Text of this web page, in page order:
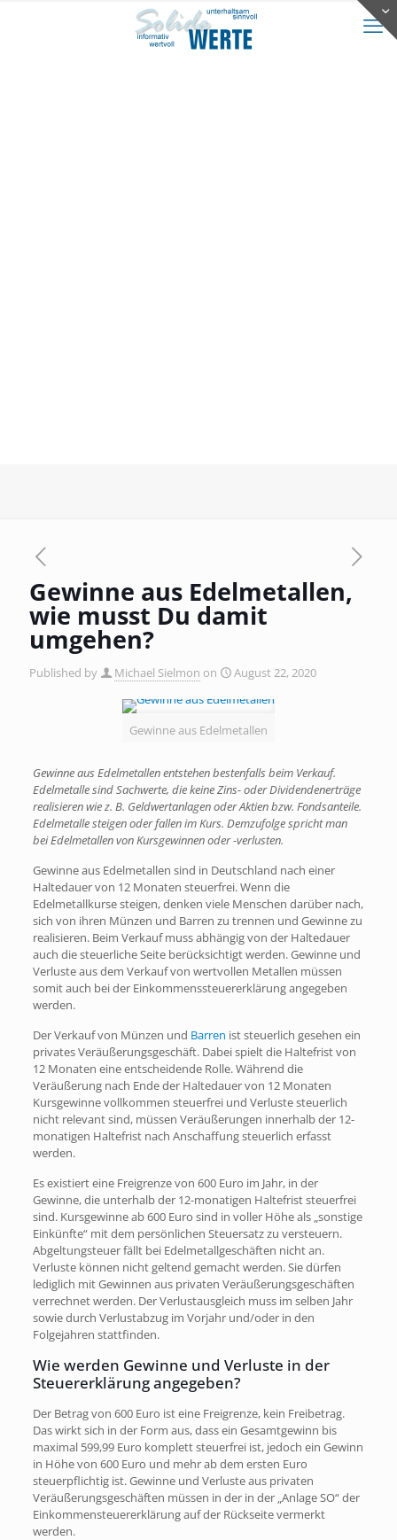
Gewinne aus Edelmetallen,
wie musst Du damit
umgehen?
Published by Michael Sielmon on August 22, 2020
Gewinne aus Edelmetallen
Gewinne aus Edelmetallen entstehen bestenfalls beim Verkauf.
Edelmetalle sind Sachwerte, die keine Zins- oder Dividendenerträge
realisieren wie z. B. Geldwertanlagen oder Aktien bzw. Fondsanteile.
Edelmetalle steigen oder fallen im Kurs. Demzufolge spricht man
bei Edelmetallen von Kursgewinnen oder -verlusten.
Gewinne aus Edelmetallen sind in Deutschland nach einer
Haltedauer von 12 Monaten steuerfrei. Wenn die
Edelmetallkurse steigen, denken viele Menschen darüber nach,
sich von ihren Münzen und Barren zu trennen und Gewinne zu
realisieren. Beim Verkauf muss abhängig von der Haltedauer
auch die steuerliche Seite berücksichtigt werden. Gewinne und
Verluste aus dem Verkauf von wertvollen Metallen müssen
somit auch bei der Einkommenssteuererklärung angegeben
werden.
Der Verkauf von Münzen und Barren ist steuerlich gesehen ein
privates Veräußerungsgeschäft. Dabei spielt die Haltefrist von
12 Monaten eine entscheidende Rolle. Während die
Veräußerung nach Ende der Haltedauer von 12 Monaten
Kursgewinne vollkommen steuerfrei und Verluste steuerlich
nicht relevant sind, müssen Veräußerungen innerhalb der 12-
monatigen Haltefrist nach Anschaffung steuerlich erfasst
werden.
Es existiert eine Freigrenze von 600 Euro im Jahr, in der
Gewinne, die unterhalb der 12-monatigen Haltefrist steuerfrei
sind. Kursgewinne ab 600 Euro sind in voller Höhe als „sonstige
Einkünfte“ mit dem persönlichen Steuersatz zu versteuern.
Abgeltungsteuer fällt bei Edelmetallgeschäften nicht an.
Verluste können nicht geltend gemacht werden. Sie dürfen
lediglich mit Gewinnen aus privaten Veräußerungsgeschäften
verrechnet werden. Der Verlustausgleich muss im selben Jahr
sowie durch Verlustabzug im Vorjahr und/oder in den
Folgejahren stattfinden.
Wie werden Gewinne und Verluste in der
Steuererklärung angegeben?
Der Betrag von 600 Euro ist eine Freigrenze, kein Freibetrag.
Das wirkt sich in der Form aus, dass ein Gesamtgewinn bis
maximal 599,99 Euro komplett steuerfrei ist, jedoch ein Gewinn
in Höhe von 600 Euro und mehr ab dem ersten Euro
steuerpflichtig ist. Gewinne und Verluste aus privaten
Veräußerungsgeschäften müssen in der in der „Anlage SO“ der
Einkommensteuererklärung auf der Rückseite vermerkt
werden.